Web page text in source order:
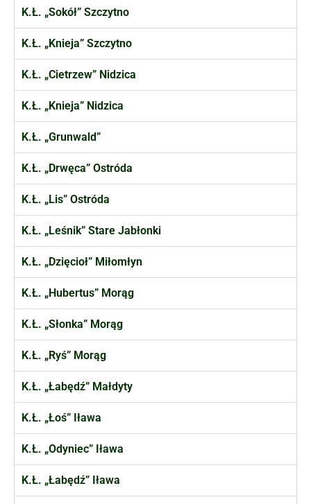
K.Ł. „Sokół” Szczytno
K.Ł. „Knieja” Szczytno
K.Ł. „Cietrzew” Nidzica
K.Ł. „Knieja” Nidzica
K.Ł. „Grunwald”
K.Ł. „Drwęca” Ostróda
K.Ł. „Lis” Ostróda
K.Ł. „Leśnik” Stare Jabłonki
K.Ł. „Dzięcioł” Miłomłyn
K.Ł. „Hubertus” Morąg
K.Ł. „Słonka” Morąg
K.Ł. „Ryś” Morąg
K.Ł. „Łabędź” Małdyty
K.Ł. „Łoś” Iława
K.Ł. „Odyniec” Iława
K.Ł. „Łabędź” Iława